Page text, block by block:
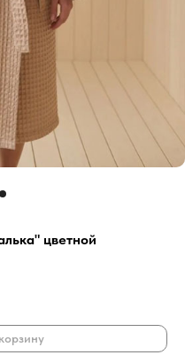
цветной